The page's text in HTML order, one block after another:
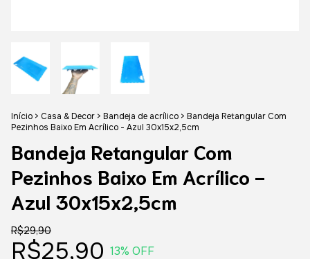
Início > Casa & Decor > Bandeja de acrílico > Bandeja Retangular Com
Pezinhos Baixo Em Acrílico - Azul 30x15x2,5cm
Bandeja Retangular Com
Pezinhos Baixo Em Acrílico -
Azul 30x15x2,5cm
R$29,90
R$25,90 13% OFF